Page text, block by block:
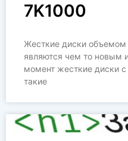
7K1000
Жесткие диски объемом
являются чем то новым
момент жесткие диски
такие